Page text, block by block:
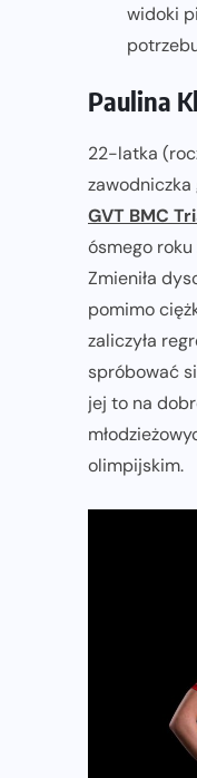
widoki
Paulina
22-latka
GVT BMC
ósmego
Zmieniła
pomimo
zaliczyła
spróbować
jej to na
olimpijskim.